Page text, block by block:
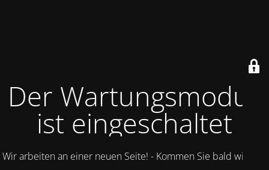
Der Wartungsmodus
ist eingeschaltet
Wir arbeiten an einer neuen Seite! - Kommen Sie bald wieder.